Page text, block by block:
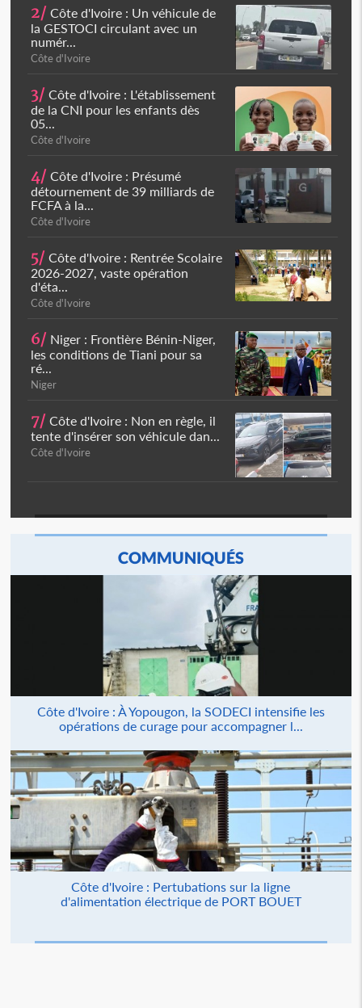
2/ Côte d'Ivoire : Un véhicule de
la GESTOCI circulant avec un
numér...
Côte d'Ivoire
3/ Côte d'Ivoire : L'établissement
de la CNI pour les enfants dès
05...
Côte d'Ivoire
4/ Côte d'Ivoire : Présumé
détournement de 39 milliards de
FCFA à la...
Côte d'Ivoire
5/ Côte d'Ivoire : Rentrée Scolaire
2026-2027, vaste opération
d'éta...
Côte d'Ivoire
6/ Niger : Frontière Bénin-Niger,
les conditions de Tiani pour sa
ré...
Niger
7/ Côte d'Ivoire : Non en règle, il
tente d'insérer son véhicule dan...
Côte d'Ivoire
COMMUNIQUÉS
Côte d'Ivoire : À Yopougon, la SODECI intensifie les
opérations de curage pour accompagner l...
Côte d'Ivoire : Pertubations sur la ligne
d'alimentation électrique de PORT BOUET